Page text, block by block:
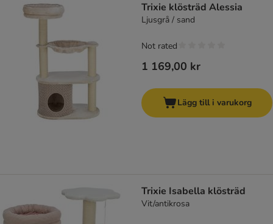
Trixie klösträd Alessia
Ljusgrå / sand
1 169,00 kr
Not rated
Lägg till i varukorg
Trixie Isabella klösträd
Vit/antikrosa